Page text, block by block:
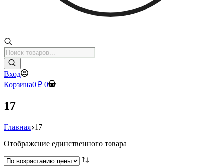
Поиск
товаров
Вход
Корзина0 ₽ 0
17
Главная 17
Отображение единственного товара